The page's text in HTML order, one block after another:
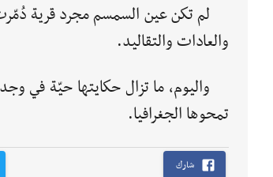
لم تكن عين السمسم مجرد قرية
والعادات والتقاليد.
واليوم، ما تزال حكايتها حيّة في
تمحوها الجغرافيا.
شارك